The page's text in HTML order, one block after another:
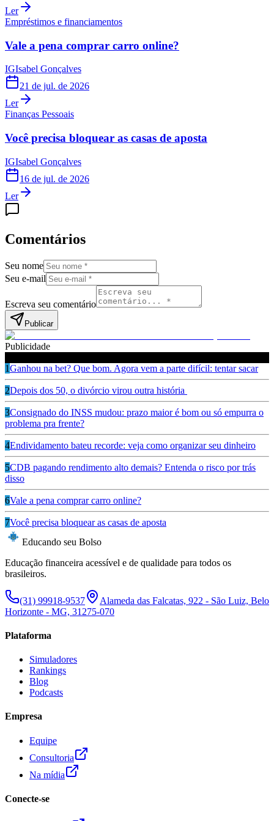
Ler
Empréstimos e financiamentos
Vale a pena comprar carro online?
IGIsabel Gonçalves
21 de jul. de 2026
Ler
Finanças Pessoais
Você precisa bloquear as casas de aposta
IGIsabel Gonçalves
16 de jul. de 2026
Ler
Comentários
Seu nome
Seu e-mail
Escreva seu comentário
Publicar
Publicidade
1Ganhou na bet? Que bom. Agora vem a parte difícil: tentar sacar
2Depois dos 50, o divórcio virou outra história
3Consignado do INSS mudou: prazo maior é bom ou só empurra o
problema pra frente?
4Endividamento bateu recorde: veja como organizar seu dinheiro
5CDB pagando rendimento alto demais? Entenda o risco por trás
disso
6Vale a pena comprar carro online?
7Você precisa bloquear as casas de aposta
Educando seu Bolso
Educação financeira acessível e de qualidade para todos os
brasileiros.
(31) 99918-9537
Alameda das Falcatas, 922 - São Luiz, Belo
Horizonte - MG, 31275-070
Plataforma
Simuladores
Rankings
Blog
Podcasts
Empresa
Equipe
Consultoria
Na mídia
Conecte-se